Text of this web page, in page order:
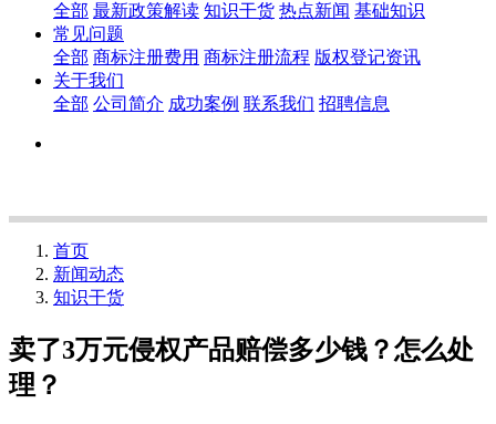
全部 最新政策解读 知识干货 热点新闻 基础知识
常见问题
全部 商标注册费用 商标注册流程 版权登记资讯
关于我们
全部 公司简介 成功案例 联系我们 招聘信息
首页
新闻动态
知识干货
卖了3万元侵权产品赔偿多少钱？怎么处
理？